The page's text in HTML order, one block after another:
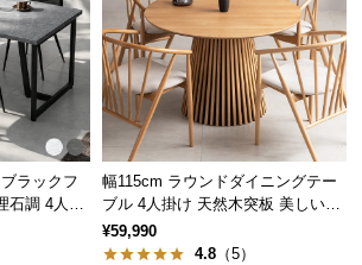
ラックフ
調 4人掛
幅115cm ラウンドダイニングテー
ブル 4人掛け 天然木突板 美しい格
子デザイン
¥59,990
4.8 （5）